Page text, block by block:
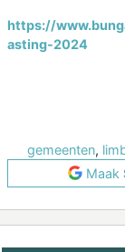
https://
asting-2024
gemeenten,
Maak